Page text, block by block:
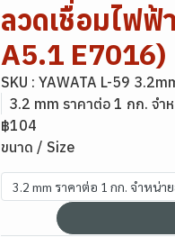
ลวดเชื่อมไฟฟ้
A5.1 E7016)
SKU : YAWATA L-59
3.2 mm ราคาต่อ 1 กก. จ
฿104
ขนาด / Size
3.2 mm ราคาต่อ 1 กก. จำหน่า